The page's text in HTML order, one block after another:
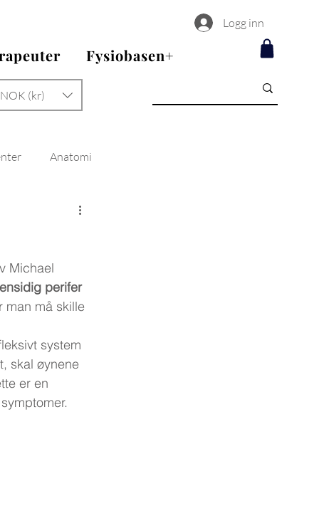
NOK (kr)
Logg inn
Fysiobasen+
Anatomi
Michael
ensidig perifer
man må skille
system
skal øynene
er en